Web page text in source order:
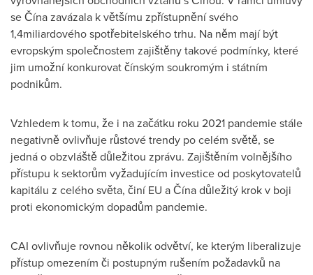
se Čína zavázala k většímu zpřístupnění svého
1,4miliardového spotřebitelského trhu. Na něm mají být
evropským společnostem zajištěny takové podmínky, které
jim umožní konkurovat čínským soukromým i státním
podnikům.
Vzhledem k tomu, že i na začátku roku 2021 pandemie stále
negativně ovlivňuje růstové trendy po celém světě, se
jedná o obzvláště důležitou zprávu. Zajištěním volnějšího
přístupu k sektorům vyžadujícím investice od poskytovatelů
kapitálu z celého světa, činí EU a Čína důležitý krok v boji
proti ekonomickým dopadům pandemie.
CAI ovlivňuje rovnou několik odvětví, ke kterým liberalizuje
přístup omezením či postupným rušením požadavků na